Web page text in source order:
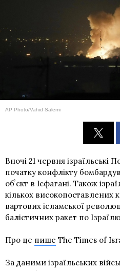
AP Photo/Vahid Salemi
Вночі 21 червня ізраїльські
початку конфлікту
обʼєкт в Ісфагані. Також
кількох високопоставлених
вартових ісламської
балістичних ракет по
Про це пише The Times of
За даними ізраїльських